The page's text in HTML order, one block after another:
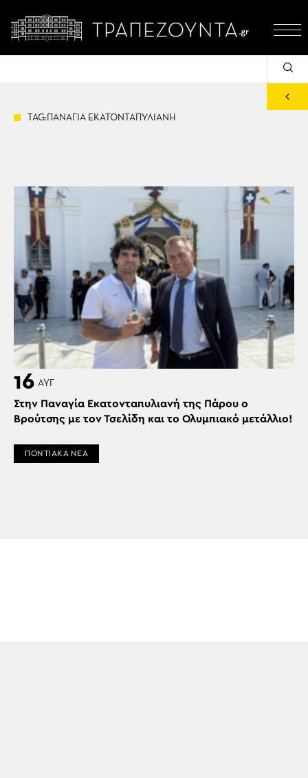
TAG:ΠΑΝΑΓΙΑ ΕΚΑΤΟΝΤΑΠΥΛΙΑΝΗ
16 ΑΥΓ
Στην Παναγία Εκατονταπυλιανή της Πάρου ο
Βρούτσης με τον Τσελίδη και το Ολυμπιακό μετάλλιο!
ΠΟΝΤΙΑΚΑ ΝΕΑ